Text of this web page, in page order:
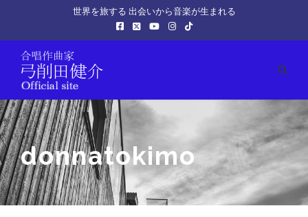
世界を旅する 出会いから音楽が生まれる
donnatokimo